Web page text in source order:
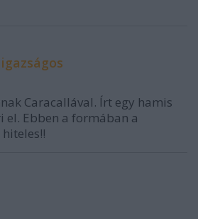
Caracallával. Írt egy hamis
el. Ebben a formában a